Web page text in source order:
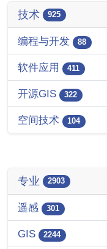
技术 925
编程与开发 88
软件应用 411
开源GIS 322
空间技术 104
专业 2903
遥感 301
GIS 2244